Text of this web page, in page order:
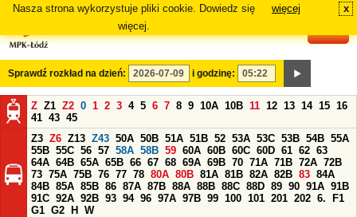
Nasza strona wykorzystuje pliki cookie. Dowiedz się
więcej.
więcej x
Sprawdź rozkład na dzień: i godzinę:
Z Z1 Z2 0 1 2 3 4 5 6 7 8 9 10A 10B 11 12 13 14 15 16
41 43 45
Z3 Z6 Z13 Z43 50A 50B 51A 51B 52 53A 53C 53B 54B 55A
55B 55C 56 57 58A 58B 59 60A 60B 60C 60D 61 62 63
64A 64B 65A 65B 66 67 68 69A 69B 70 71A 71B 72A 72B
73 75A 75B 76 77 78 80A 80B 81A 81B 82A 82B 83 84A
84B 85A 85B 86 87A 87B 88A 88B 88C 88D 89 90 91A 91B
91C 92A 92B 93 94 96 97A 97B 99 100 101 201 202 6.
F1
G1 G2 H
W